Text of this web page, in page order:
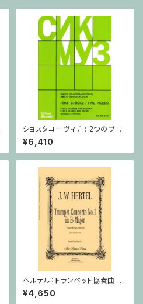
ショスタコーヴィチ : 2つのヴァ
イオリンとピアノのための 5つの
小品 / ヴァイオリン2とピアノ
¥6,410
ヘルテル：トランペット協奏曲第1
番 変ホ長調/トランペット・ピア
ノ
¥4,650